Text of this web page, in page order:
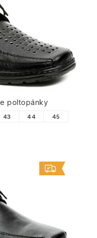
poltopánky
43 44 45